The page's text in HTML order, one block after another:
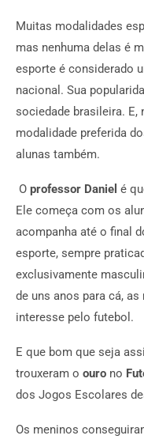
Muitas modalidades
mas nenhuma delas é
esporte é considerado
nacional. Sua
sociedade brasileira. E,
modalidade preferida
alunas também.
O professor Daniel é
Ele começa com os
acompanha até o final
esporte, sempre
exclusivamente
de uns anos para cá,
interesse pelo futebol.
E que bom que seja
trouxeram o ouro no
dos Jogos Escolares
Os meninos